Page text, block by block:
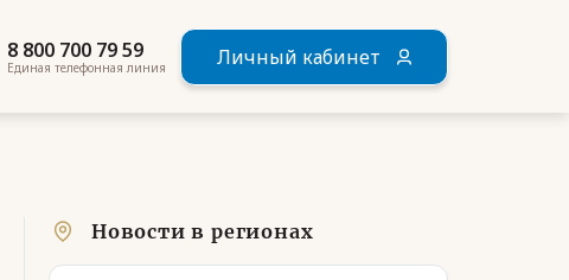
8 800 700 79 59
Единая телефонная линия Личный кабинет
Новости в регионах